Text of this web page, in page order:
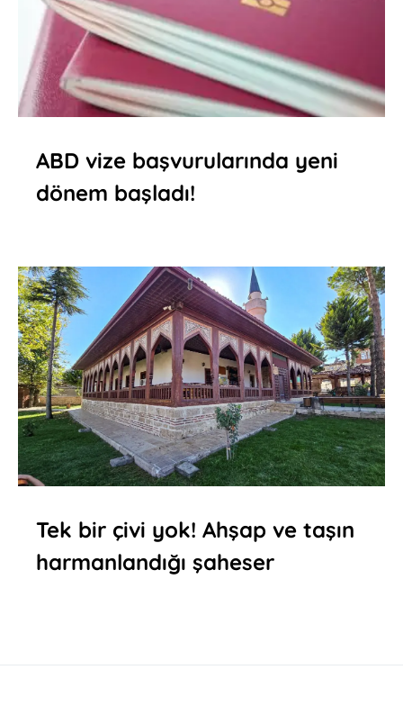
ABD vize başvurularında yeni
dönem başladı!
Tek bir çivi yok! Ahşap ve taşın
harmanlandığı şaheser